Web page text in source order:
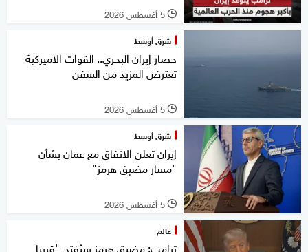
l 5 أغسطس 2026
شرق أوسط
حصار إيران البحري.. القوات الأميركية
تعترض المزيد من السفن
l 5 أغسطس 2026
شرق أوسط
إيران تعلن الاتفاق مع عمان بشأن
"مسار مضيق هرمز"
l 5 أغسطس 2026
عالم
ترامب: مضيق هرمز سيُفتح "قريبا